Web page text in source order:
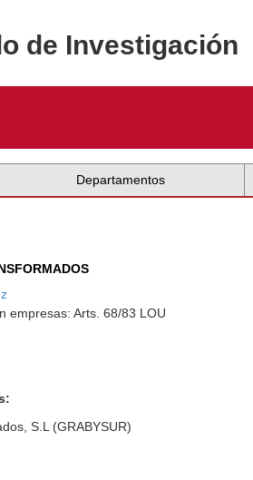
de Investigación
Departamentos
empresas: Arts. 68/83 LOU
S.L (GRABYSUR)